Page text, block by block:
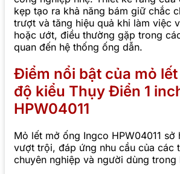
kẹp tạo ra khả năng bám giữ chắc
trượt và tăng hiệu quả khi làm việc
hoặc ướt, điều thường gặp trong
quan đến hệ thống ống dẫn.
Điểm nổi bật của mỏ
độ kiểu Thụy Điển 1
HPW04011
Mỏ lết mở ống Ingco HPW04011 sở
vượt trội, đáp ứng nhu cầu của các
chuyên nghiệp và người dùng